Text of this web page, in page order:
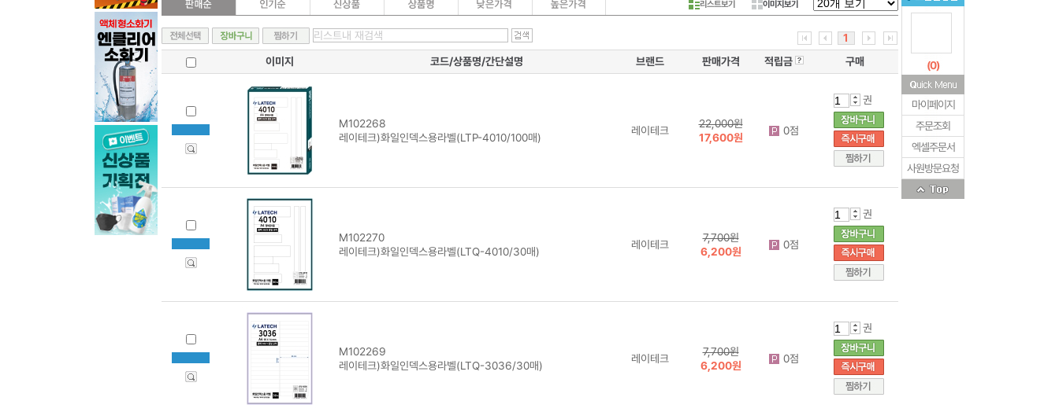
리스트보기 이미지보기
1
이미지
코드/상품명/간단설명 브랜드 판매가격 적립금 구매
M102268
레이테크)화일인덱스용라벨(LTP-4010/100매)
레이테크
22,000원
17,600원
0점
권
M102270
레이테크)화일인덱스용라벨(LTQ-4010/30매)
레이테크
7,700원
6,200원
0점
권
M102269
레이테크)화일인덱스용라벨(LTQ-3036/30매)
레이테크
7,700원
6,200원
0점
권
(0)
마이페이지
주문조회
엑셀주문서
사원방문요청